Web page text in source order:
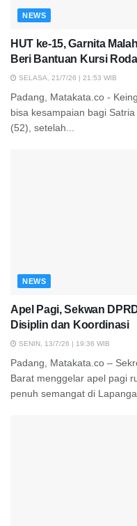
NEWS
HUT ke-15, Garnita
Beri Bantuan Kursi Roda
SELASA, 21/7/26 | 21:53 WIB
Padang, Matakata.co -
bisa kesampaian bagi
(52), setelah...
NEWS
Apel Pagi, Sekwan
Disiplin dan Koordinasi
SENIN, 13/7/26 | 19:36 WIB
Padang, Matakata.co –
Barat menggelar apel pagi
penuh semangat di